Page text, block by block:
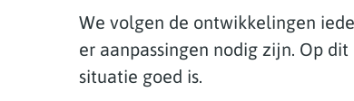
We volgen de ontwikkelingen
er aanpassingen nodig zijn. Op
situatie goed is.